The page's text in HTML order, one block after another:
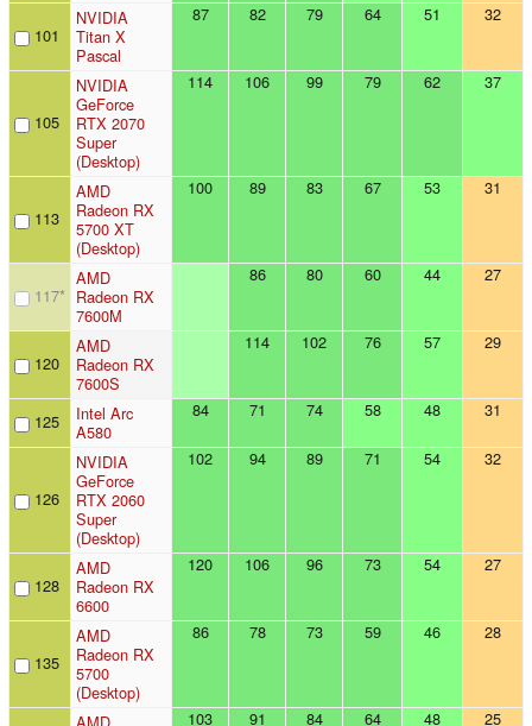
101
NVIDIA
Titan X
Pascal
87 82 79 64 51 32
105
NVIDIA
GeForce
RTX 2070
Super
(Desktop)
114 106 99 79 62 37
113
AMD
Radeon RX
5700 XT
(Desktop)
100 89 83 67 53 31
117*
AMD
Radeon RX
7600M
86 80 60 44 27
120
AMD
Radeon RX
7600S
114 102 76 57 29
125
Intel Arc
A580
84 71 74 58 48 31
126
NVIDIA
GeForce
RTX 2060
Super
(Desktop)
102 94 89 71 54 32
128
AMD
Radeon RX
6600
120 106 96 73 54 27
135
AMD
Radeon RX
5700
(Desktop)
86 78 73 59 46 28
AMD 103 91 84 64 48 25